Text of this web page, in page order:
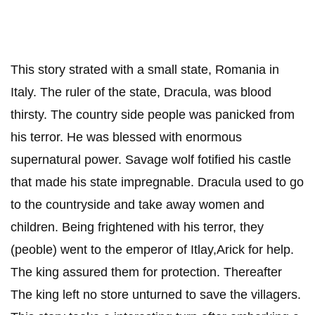
This story strated with a small state, Romania in
Italy. The ruler of the state, Dracula, was blood
thirsty. The country side people was panicked from
his terror. He was blessed with enormous
supernatural power. Savage wolf fotified his castle
that made his state impregnable. Dracula used to go
to the countryside and take away women and
children. Being frightened with his terror, they
(peoble) went to the emperor of Itlay,Arick for help.
The king assured them for protection. Thereafter
The king left no store unturned to save the villagers.